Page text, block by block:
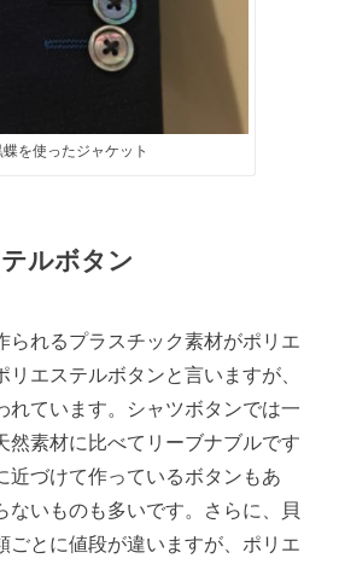
蝶を使ったジャケット
ルボタン
られるプラスチック素材がポリエ
リエステルボタンと言いますが、
れています。シャツボタンでは一
然素材に比べてリーブナブルです
近づけて作っているボタンもあ
ないものも多いです。さらに、貝
ごとに値段が違いますが、ポリエ